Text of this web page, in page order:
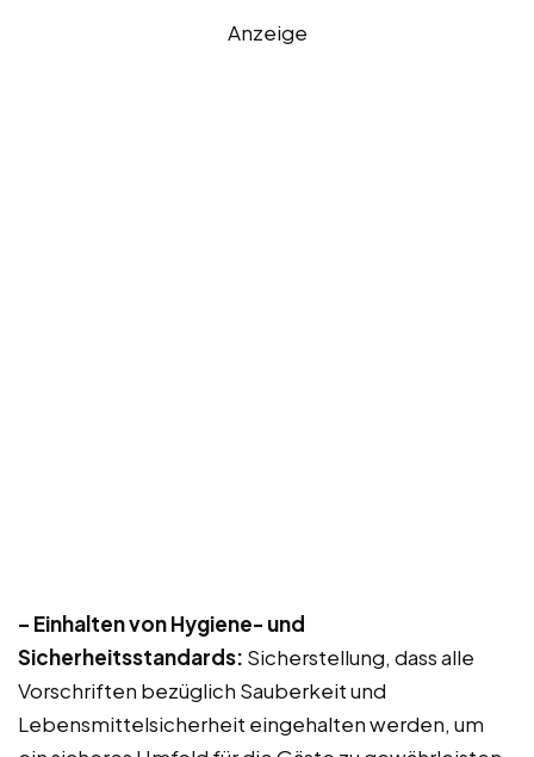
Anzeige
– Einhalten von Hygiene- und
Sicherheitsstandards: Sicherstellung, dass alle
Vorschriften bezüglich Sauberkeit und
Lebensmittelsicherheit eingehalten werden, um